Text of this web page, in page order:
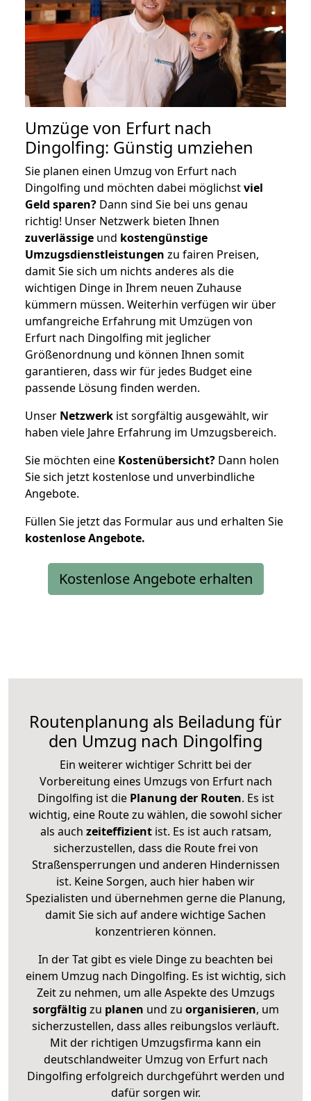
Umzüge von Erfurt nach
Dingolfing: Günstig umziehen
Sie planen einen Umzug von Erfurt nach
Dingolfing und möchten dabei möglichstviel
Geld sparen? Dann sind Sie bei uns genau
richtig! Unser Netzwerk bieten Ihnen
zuverlässige und kostengünstige
Umzugsdienstleistungen zu fairen Preisen,
damit Sie sich um nichts anderes als die
wichtigen Dinge in Ihrem neuen Zuhause
kümmern müssen. Weiterhin verfügen wir über
umfangreiche Erfahrung mit Umzügen von
Erfurt nach Dingolfing mit jeglicher
Größenordnung und können Ihnen somit
garantieren, dass wir für jedes Budget eine
passende Lösung finden werden.
Unser Netzwerk ist sorgfältig ausgewählt, wir
haben viele Jahre Erfahrung im Umzugsbereich.
Sie möchten eine Kostenübersicht? Dann holen
Sie sich jetzt kostenlose und unverbindliche
Angebote.
Füllen Sie jetzt das Formular aus und erhalten Sie
kostenloseAngebote.
Kostenlose Angebote erhalten
Routenplanung als Beiladung für
den Umzug nach Dingolfing
Ein weiterer wichtiger Schritt bei der
Vorbereitung eines Umzugs von Erfurt nach
Dingolfing ist diePlanung der Routen. Es ist
wichtig, eine Route zu wählen, die sowohl sicher
als auch zeiteffizientist. Es ist auch ratsam,
sicherzustellen, dass die Route frei von
Straßensperrungen und anderen Hindernissen
ist. Keine Sorgen, auch hier haben wir
Spezialisten und übernehmen gerne die Planung,
damit Sie sich auf andere wichtige Sachen
konzentrieren können.
In der Tat gibt es viele Dinge zu beachten bei
einem Umzug nach Dingolfing. Es ist wichtig, sich
Zeit zu nehmen, um alle Aspekte des Umzugs
sorgfältig zu planen und zu organisieren, um
sicherzustellen, dass alles reibungslos verläuft.
Mit der richtigen Umzugsfirma kann ein
deutschlandweiter Umzug von Erfurt nach
Dingolfing erfolgreich durchgeführt werden und
dafür sorgen wir.